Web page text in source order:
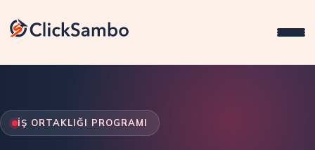
İŞ ORTAKLIĞI PROGRAMI